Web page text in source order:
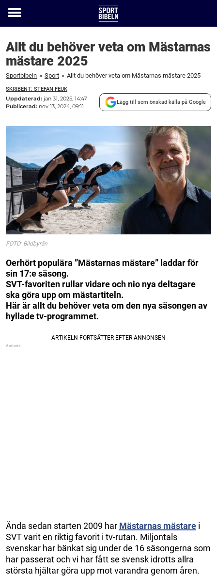
Toggle
Allt du behöver veta om Mästarnas
mästare 2025
Sportbibeln » Sport » Allt du behöver veta om Mästarnas mästare 2025
SKRIBENT: STEFAN FEUK
Uppdaterad: jan 31, 2025, 14:47
Publicerad: nov 13, 2024, 09:11
Lägg till som önskad källa på Google
FOTO: Bildbyrån
Oerhört populära ”Mästarnas mästare” laddar för
sin 17:e säsong.
SVT-favoriten rullar vidare och nio nya deltagare
ska göra upp om mästartiteln.
Här är allt du behöver veta om den nya säsongen av
hyllade tv-programmet.
Ända sedan starten 2009 har Mästarnas mästare i
SVT varit en riktig favorit i tv-rutan. Miljontals
svenskar har bänkat sig under de 16 säsongerna som
har passerat och vi har fått se svensk idrotts allra
största hjältar göra upp mot varandra genom åren.